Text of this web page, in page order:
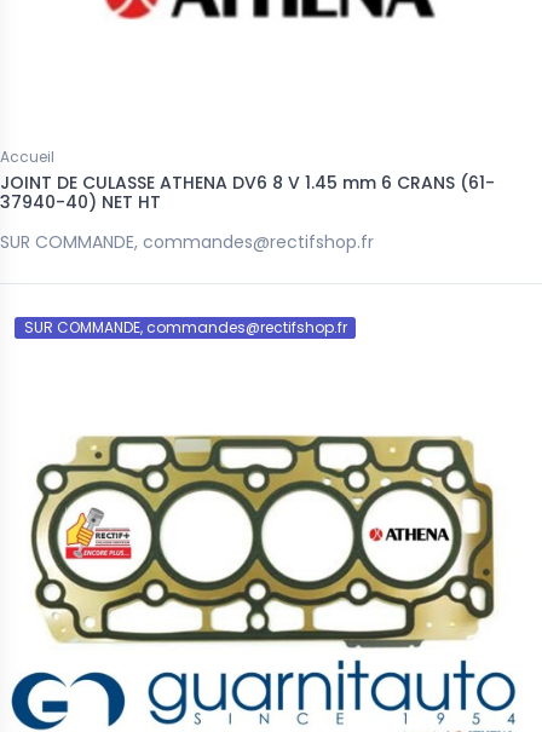
Accueil
JOINT DE CULASSE ATHENA DV6 8 V 1.45 mm 6 CRANS (61-
37940-40) NET HT
SUR COMMANDE, commandes@rectifshop.fr
SUR COMMANDE, commandes@rectifshop.fr